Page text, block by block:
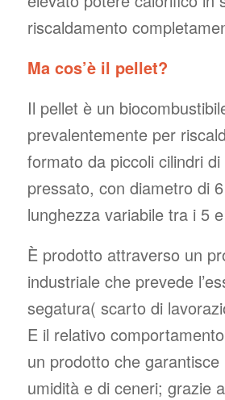
riscaldamento
Ma cos’è il pellet?
Il pellet è un
prevalentemente per
formato da piccoli cilindri
pressato, con diametro di
lunghezza variabile tra i 5
È prodotto attraverso un
industriale che prevede
segatura( scarto di
E il relativo
un prodotto che
umidità e di ceneri; grazie